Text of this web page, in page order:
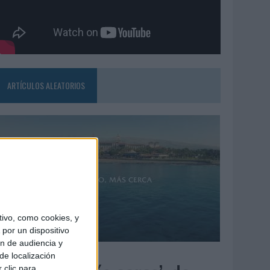
como cookies, y
un dispositivo
de audiencia y
localización
clic para
ARTÍCULOS ALEATORIOS